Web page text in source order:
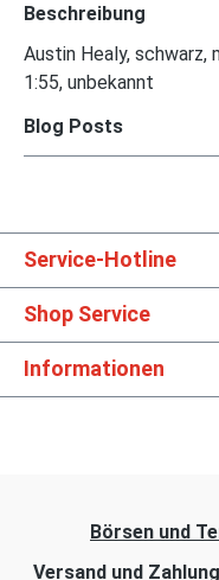
Beschreibung
Austin Healy, schwarz,
1:55, unbekannt
Blog Posts
Service-Hotline
Shop Service
Informationen
Börsen und
Versand und